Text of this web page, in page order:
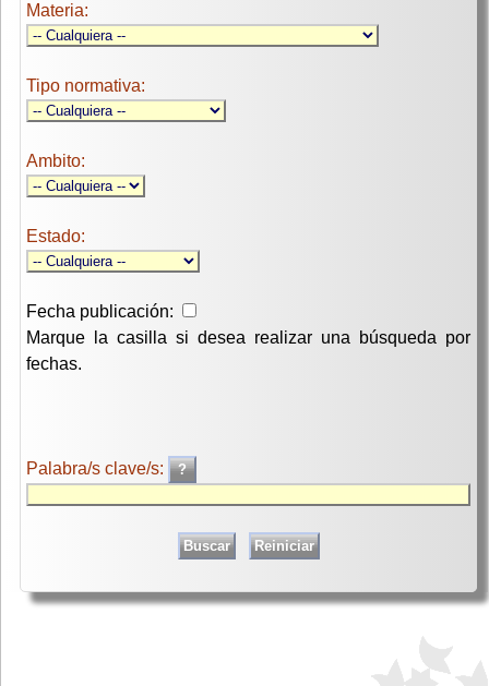
Materia:
Tipo normativa:
Ambito:
Estado:
Fecha publicación:
Marque la casilla si desea realizar una búsqueda por
fechas.
Palabra/s clave/s: